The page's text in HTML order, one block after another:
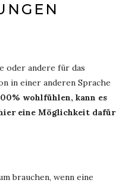
oder andere für das
in einer anderen Sprache
wohlfühlen, kann es
eine Möglichkeit dafür
brauchen, wenn eine